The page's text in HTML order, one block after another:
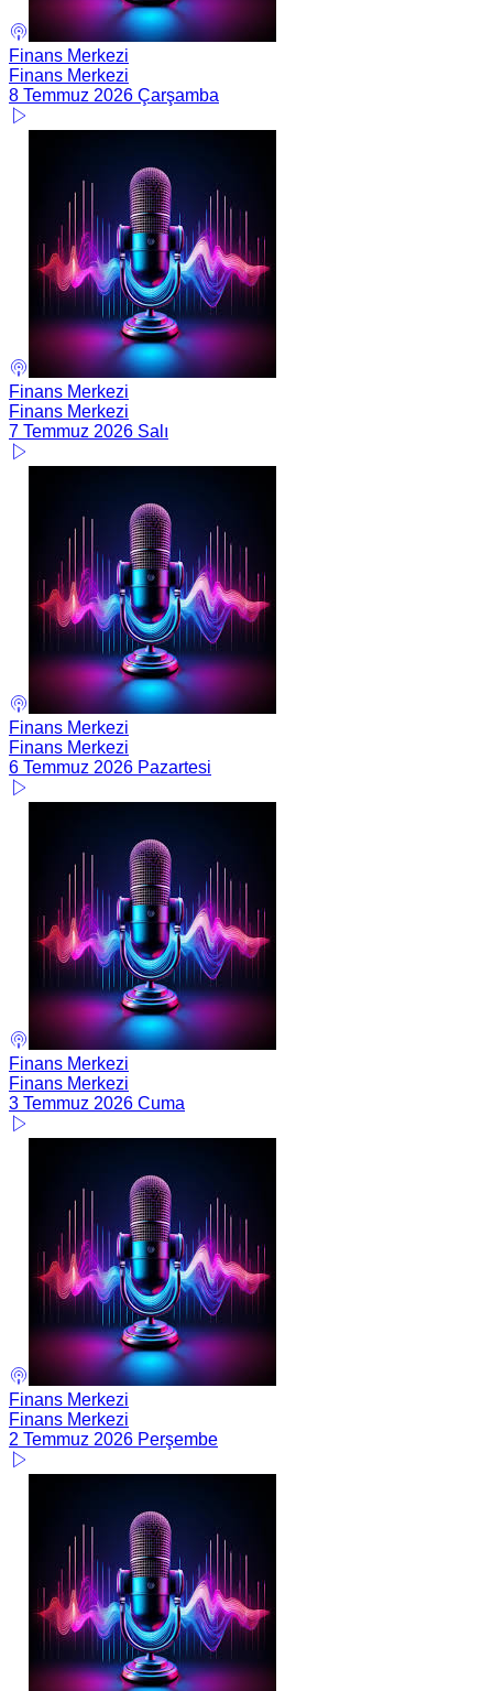
Finans Merkezi
Finans Merkezi
8 Temmuz 2026 Çarşamba
Finans Merkezi
Finans Merkezi
7 Temmuz 2026 Salı
Finans Merkezi
Finans Merkezi
6 Temmuz 2026 Pazartesi
Finans Merkezi
Finans Merkezi
3 Temmuz 2026 Cuma
Finans Merkezi
Finans Merkezi
2 Temmuz 2026 Perşembe